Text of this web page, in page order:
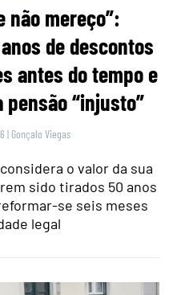
não mereço”:
de descontos
antes do tempo e
“injusto”
| Gonçalo Viegas
o valor da sua
sido tirados 50 anos
se seis meses
legal